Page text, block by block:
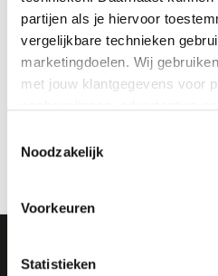
partijen als je hiervoor
vergelijkbare technieken
marketingdoelen. Wij
met jouw klantgegevens voor
ervaringen: je eigen DTDD
aanbevelingen,
dtdd.nl (relevante advertenties
onze privacy policy
Noodzakelijk
Voorkeuren
Statistieken
Account
MELD JE AAN VOOR